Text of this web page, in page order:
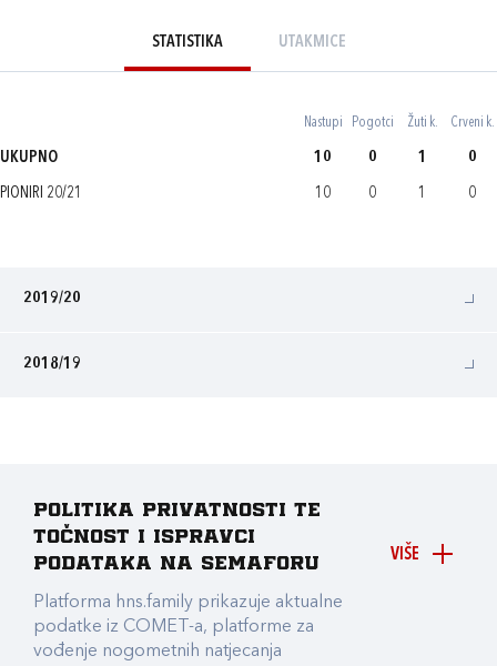
STATISTIKA UTAKMICE
Nastupi Pogotci Žuti k. Crveni k.
UKUPNO 10 0 1 0
PIONIRI 20/21 10 0 1 0
2019/20
2018/19
VIŠE
Politika privatnosti te
točnost i ispravci
podataka na Semaforu
Platforma hns.family prikazuje aktualne
podatke iz COMET-a, platforme za
vođenje nogometnih natjecanja